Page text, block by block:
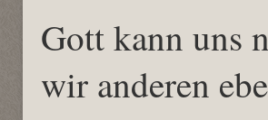
Gott kann uns
wir anderen